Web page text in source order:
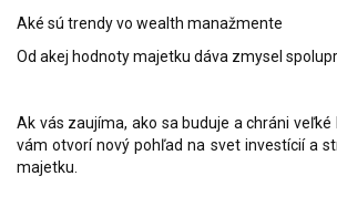
Aké sú trendy vo wealth manažmente
Od akej hodnoty majetku dáva zmysel
Ak vás zaujíma, ako sa buduje a chráni veľké
vám otvorí nový pohľad na svet investícií a
majetku.